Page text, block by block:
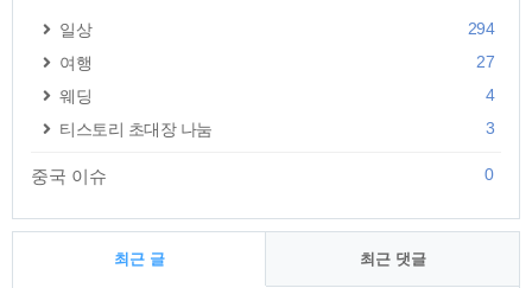
일상
294
여행
27
웨딩
4
티스토리 초대장 나눔
3
중국 이슈 0
최근 글 최근 댓글